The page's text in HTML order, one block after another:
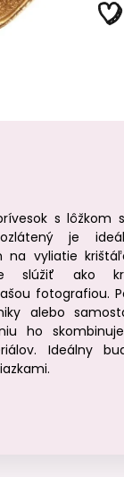
s lôžkom
je
na vyliatie
slúžiť ako
fotografiou.
alebo
ho
Ideálny